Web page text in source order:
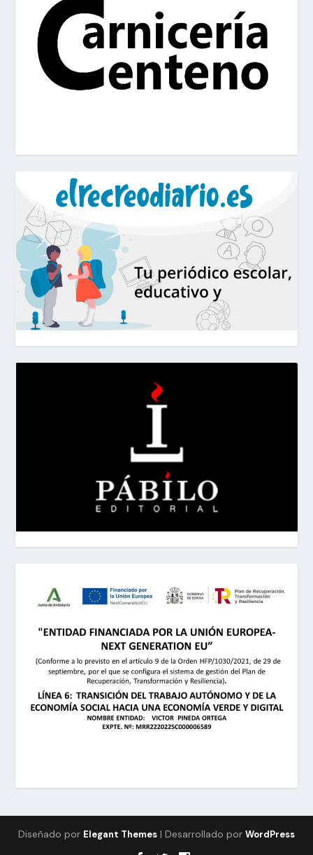
Diseñado por Elegant Themes | Desarrollado por WordPress